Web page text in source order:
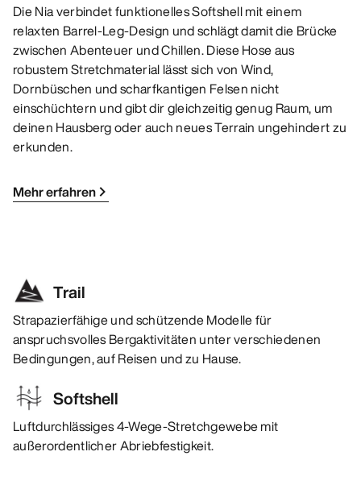
Die Nia verbindet funktionelles Softshell mit einem
relaxten Barrel-Leg-Design und schlägt damit die Brücke
zwischen Abenteuer und Chillen. Diese Hose aus
robustem Stretchmaterial lässt sich von Wind,
Dornbüschen und scharfkantigen Felsen nicht
einschüchtern und gibt dir gleichzeitig genug Raum, um
deinen Hausberg oder auch neues Terrain ungehindert zu
erkunden.
Mehr erfahren
Trail
Strapazierfähige und schützende Modelle für
anspruchsvolles Bergaktivitäten unter verschiedenen
Bedingungen, auf Reisen und zu Hause.
Softshell
Luftdurchlässiges 4-Wege-Stretchgewebe mit
außerordentlicher Abriebfestigkeit.